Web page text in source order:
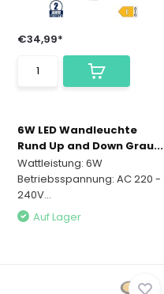
€34,99*
6W LED Wandleuchte
Rund Up and Down Grau...
Wattleistung: 6W
Betriebsspannung: AC 220 -
240V...
Auf Lager